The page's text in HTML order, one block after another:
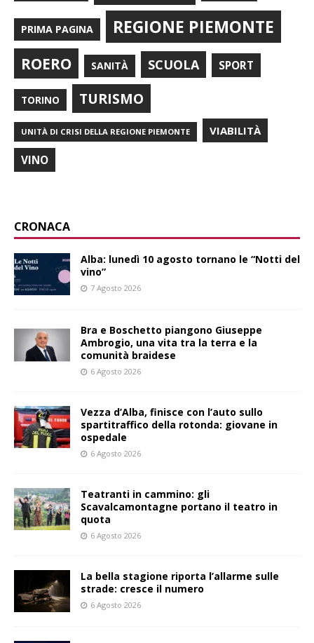
PRIMA PAGINA REGIONE PIEMONTE
ROERO SANITÀ SCUOLA SPORT
TORINO TURISMO
UNITÀ DI CRISI DELLA REGIONE PIEMONTE VIABILITÀ
VINO
CRONACA
Alba: lunedì 10 agosto tornano le “Notti del
vino”
7 Agosto 2026
Bra e Boschetto piangono Giuseppe
Ambrogio, una vita tra la terra e la
comunità braidese
6 Agosto 2026
Vezza d’Alba, finisce con l’auto sullo
spartitraffico della rotonda: giovane in
ospedale
6 Agosto 2026
Teatranti in cammino: gli
Scavalcamontagne portano il teatro in
quota
6 Agosto 2026
La bella stagione riporta l’allarme sulle
strade: cresce il numero
6 Agosto 2026